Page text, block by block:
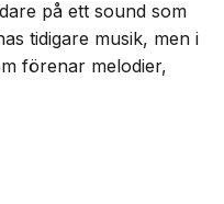
på ett sound som
tidigare musik, men i
förenar melodier,